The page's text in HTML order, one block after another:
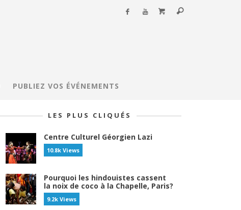
PUBLIEZ VOS ÉVÉNEMENTS
LES PLUS CLIQUÉS
Centre Culturel Géorgien Lazi
10.8k Views
Pourquoi les hindouistes cassent
la noix de coco à la Chapelle, Paris?
9.2k Views